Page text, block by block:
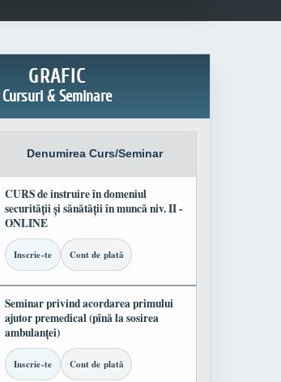
GRAFIC
Cursuri & Seminare
Denumirea Curs/Seminar
CURS de instruire în domeniul
securității și sănătății în muncă niv. II -
ONLINE
Inscrie-te Cont de plată
Seminar privind acordarea primului
ajutor premedical (pînă la sosirea
ambulanței)
Inscrie-te Cont de plată